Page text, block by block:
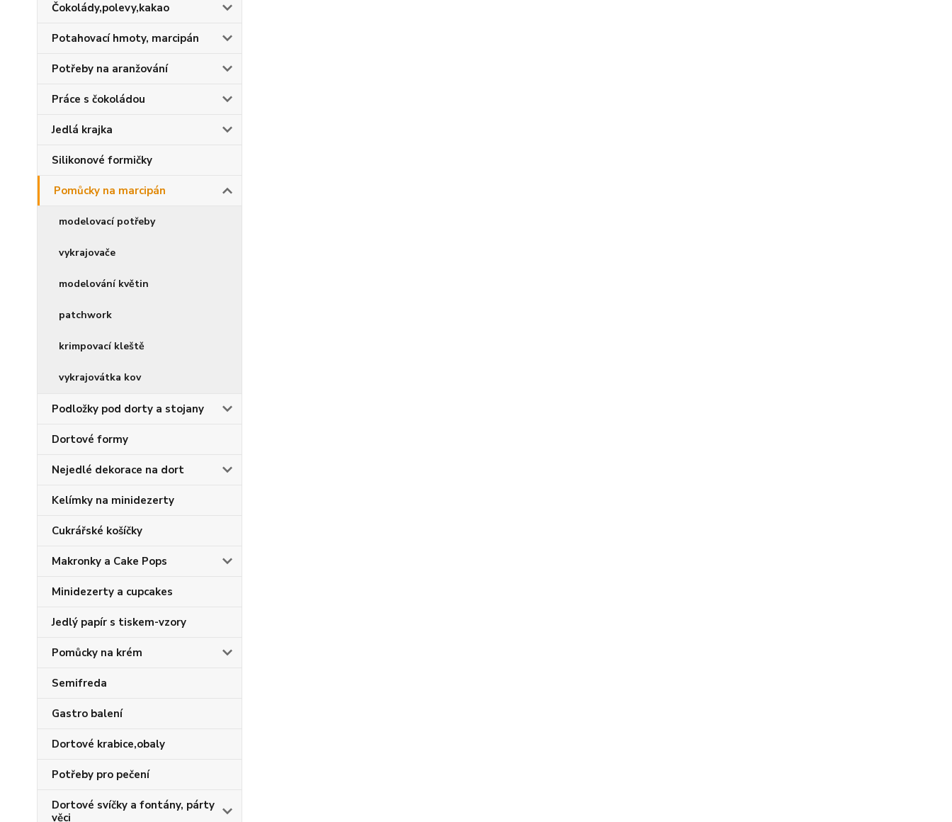
Čokolády,polevy,kakao
Potahovací hmoty, marcipán
Potřeby na aranžování
Práce s čokoládou
Jedlá krajka
Silikonové formičky
Pomůcky na marcipán
modelovací potřeby
vykrajovače
modelování květin
patchwork
krimpovací kleště
vykrajovátka kov
Podložky pod dorty a stojany
Dortové formy
Nejedlé dekorace na dort
Kelímky na minidezerty
Cukrářské košíčky
Makronky a Cake Pops
Minidezerty a cupcakes
Jedlý papír s tiskem-vzory
Pomůcky na krém
Semifreda
Gastro balení
Dortové krabice,obaly
Potřeby pro pečení
Dortové svíčky a fontány, párty
věci